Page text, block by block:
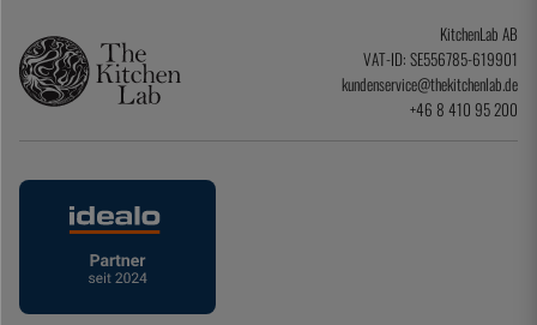
KitchenLab AB
VAT-ID: SE556785-619901
kundenservice@thekitchenlab.de
+46 8 410 95 200